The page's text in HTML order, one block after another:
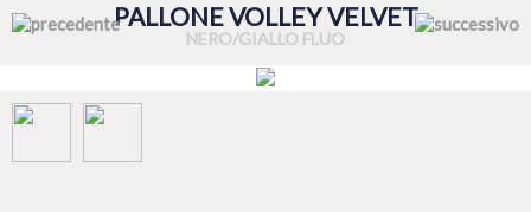
PALLONE VOLLEY VELVET
NERO/GIALLO FLUO